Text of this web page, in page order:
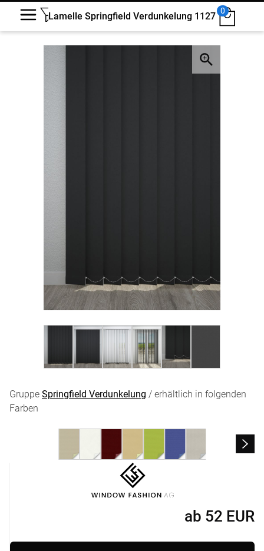
Lamelle Springfield Verdunkelung 1127
0
Gruppe Springfield Verdunkelung / erhältlich in folgenden
Farben
ab 52 EUR